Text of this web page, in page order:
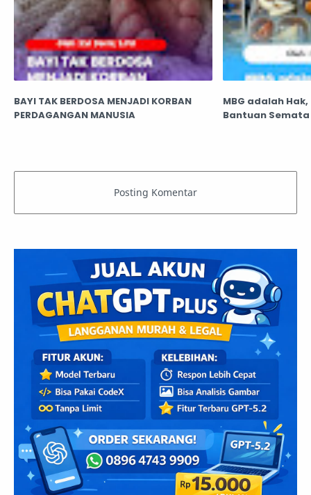
BAYI TAK BERDOSA MENJADI KORBAN
PERDAGANGAN MANUSIA
MBG adalah
Bantuan Semata